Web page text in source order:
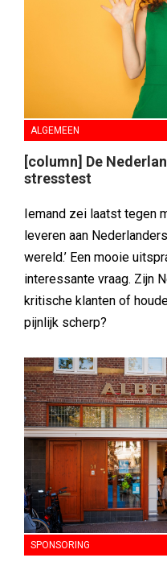
ALGEMEEN
[column] De
stresstest
Iemand zei laatst tegen
leveren aan
wereld.’ Een mooie
interessante vraag. Zijn
kritische klanten of
pijnlijk scherp?
SPONSORING